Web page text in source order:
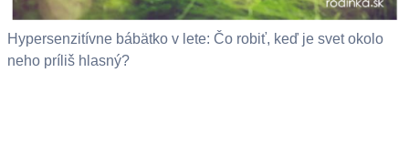
Hypersenzitívne bábätko v lete: Čo robiť, keď je svet okolo
neho príliš hlasný?